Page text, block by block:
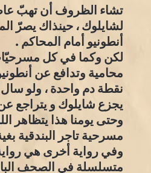
تشاء الظروف أن تهبّ
لشايلوك ، حينذاك يصرّ
أنطونيو أمام المحاكم .
لكن وكما في كل
محامية وتدافع عن
نقطة دم واحدة ، ولو سال
يجزع شايلوك و يتراجع
وحتى يومنا هذا يتظاهر
مسرحية تاجر البندقية
وفي رواية أخرى هي